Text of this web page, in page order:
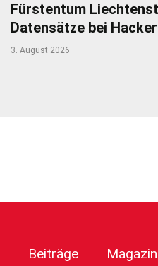
Fürstentum
Datensätze bei
3. August 2026
Beiträge Magazin